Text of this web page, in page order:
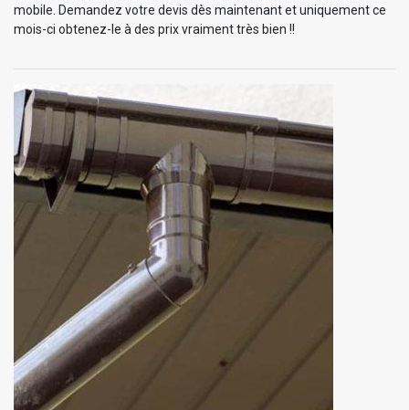
mobile. Demandez votre devis dès maintenant et uniquement ce
mois-ci obtenez-le à des prix vraiment très bien !!